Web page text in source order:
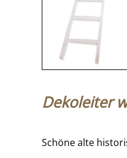
Dekoleiter
Schöne alte